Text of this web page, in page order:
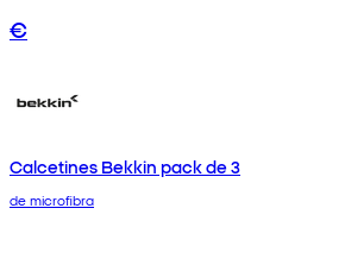
€
Calcetines Bekkin pack de 3
de microfibra